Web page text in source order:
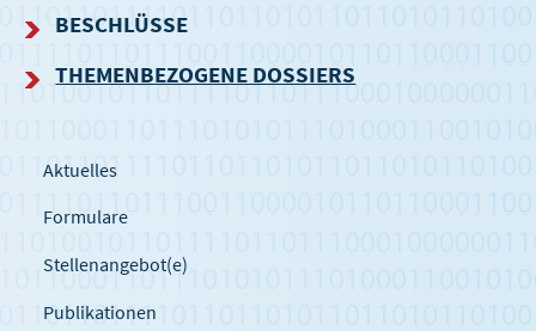
BESCHLÜSSE
THEMENBEZOGENE DOSSIERS
Aktuelles
Formulare
Stellenangebot(e)
Publikationen